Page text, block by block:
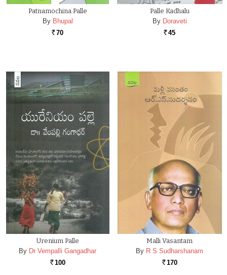
Patnamochina Palle
By Bhupal
Rs. 70
Palle Kadhalu
By Doraveti
Rs. 45
Urenium Palle
By Dr Vempalli Gangadhar
Rs. 100
Malli Vasantam
By R S Sudharshanam
Rs. 170